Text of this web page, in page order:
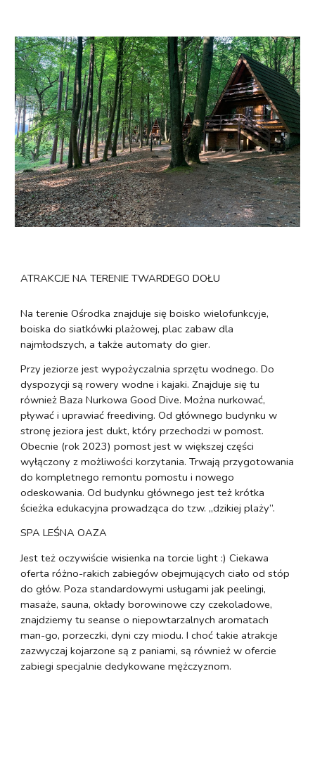
ATRAKCJE NA TERENIE TWARDEGO DOŁU
Na terenie Ośrodka znajduje się boisko wielofunkcyje,
boiska do siatkówki plażowej, plac zabaw dla
najmłodszych, a także automaty do gier.
Przy jeziorze jest wypożyczalnia sprzętu wodnego. Do
dyspozycji są rowery wodne i kajaki. Znajduje się tu
również Baza Nurkowa Good Dive. Można nurkować,
pływać i uprawiać freediving. Od głównego budynku w
stronę jeziora jest dukt, który przechodzi w pomost.
Obecnie (rok 2023) pomost jest w większej części
wyłączony z możliwości korzytania. Trwają przygotowania
do kompletnego remontu pomostu i nowego
odeskowania. Od budynku głównego jest też krótka
ścieżka edukacyjna prowadząca do tzw. „dzikiej plaży”.
SPA LEŚNA OAZA
Jest też oczywiście wisienka na torcie light :) Ciekawa
oferta różno-rakich zabiegów obejmujących ciało od stóp
do głów. Poza standardowymi usługami jak peelingi,
masaże, sauna, okłady borowinowe czy czekoladowe,
znajdziemy tu seanse o niepowtarzalnych aromatach
man-go, porzeczki, dyni czy miodu. I choć takie atrakcje
zazwyczaj kojarzone są z paniami, są również w ofercie
zabiegi specjalnie dedykowane mężczyznom.